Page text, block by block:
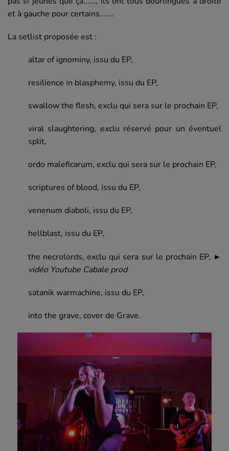
et à gauche pour certains.......
La setlist proposée est :
altar of ignominy, issu du EP,
resilience in blasphemy, issu du EP,
swallow the flesh, exclu qui sera sur le prochain EP,
viral slaughtering, exclu réservé pour un éventuel
split,
ordo maleficarum, exclu qui sera sur le prochain EP,
scriptures of blood, issu du EP,
venenum diaboli, issu du EP,
hellblast, issu du EP,
the necrolords, exclu qui sera sur le prochain EP, ►
vidéo Youtube Cabale prod
satanik warmachine, issu du EP,
into the grave, cover de Grave.